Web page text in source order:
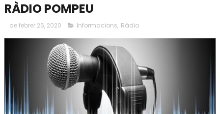
RÀDIO POMPEU
de febrer 26, 2020 Informacions, Ràdio